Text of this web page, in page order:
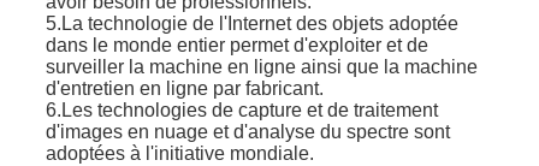
5.La technologie de l'Internet des objets adoptée
dans le monde entier permet d'exploiter et de
surveiller la machine en ligne ainsi que la machine
d'entretien en ligne par fabricant.
6.Les technologies de capture et de traitement
d'images en nuage et d'analyse du spectre sont
adoptées à l'initiative mondiale.